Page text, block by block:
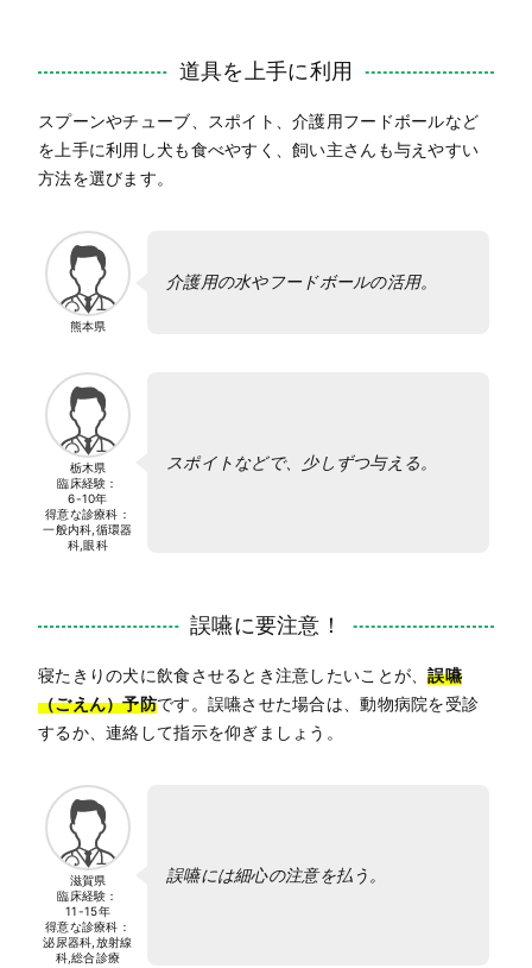
道具を上手に利用
スプーンやチューブ、スポイト、介護用フードボールなど
を上手に利用し犬も食べやすく、飼い主さんも与えやすい
方法を選びます。
熊本県
介護用の水やフードボールの活用。
栃木県
臨床経験：
6-10年
得意な診療科：
一般内科,循環器
科,眼科
スポイトなどで、少しずつ与える。
誤嚥に要注意！
寝たきりの犬に飲食させるとき注意したいことが、誤嚥
（ごえん）予防です。誤嚥させた場合は、動物病院を受診
するか、連絡して指示を仰ぎましょう。
滋賀県
臨床経験：
11-15年
得意な診療科：
泌尿器科,放射線
科,総合診療
誤嚥には細心の注意を払う。